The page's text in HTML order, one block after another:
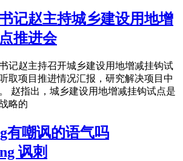
记赵主持城乡建设用地增
推进会
记赵主持召开城乡建设用地增减挂钩试
取项目推进情况汇报，研究解决项目中
赵指出，城乡建设用地增减挂钩试点是
略的
有嘲讽的语气吗
讽刺